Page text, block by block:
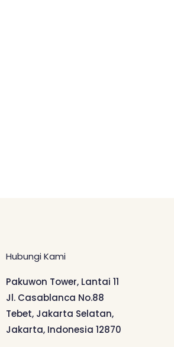
Hubungi Kami
Pakuwon Tower, Lantai 11
Jl. Casablanca No.88
Tebet, Jakarta Selatan,
Jakarta, Indonesia 12870